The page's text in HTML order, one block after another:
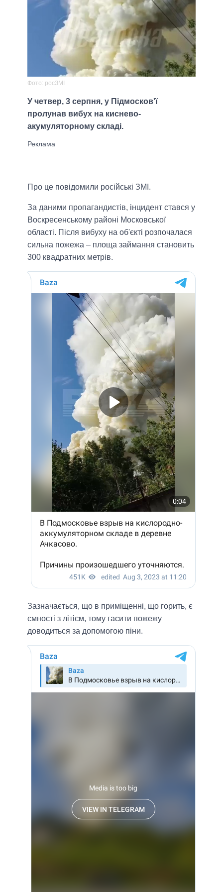
Фото: росЗМІ
У четвер, 3 серпня, у Підмосков'ї
пролунав вибух на киснево-
акумуляторному складі.
Про це повідомили російські ЗМІ.
За даними пропагандистів, інцидент стався у
Воскресенському районі Московської
області. Після вибуху на об'єкті розпочалася
сильна пожежа – площа займання становить
300 квадратних метрів.
Зазначається, що в приміщенні, що горить, є
ємності з літієм, тому гасити пожежу
доводиться за допомогою піни.